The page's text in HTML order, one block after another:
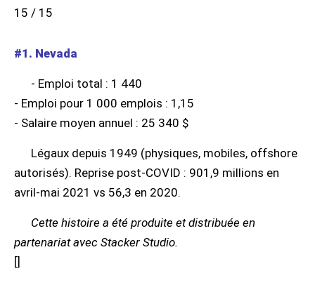
15 / 15
#1. Nevada
- Emploi total : 1 440
- Emploi pour 1 000 emplois : 1,15
- Salaire moyen annuel : 25 340 $
Légaux depuis 1949 (physiques, mobiles, offshore
autorisés). Reprise post-COVID : 901,9 millions en
avril-mai 2021 vs 56,3 en 2020.
Cette histoire a été produite et distribuée en
partenariat avec Stacker Studio.
[]